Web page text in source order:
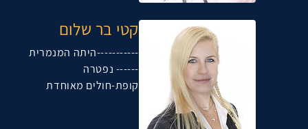
קטי בר שלום
-----------היתה המנמרית
------ נפטרה
קופת-חולים מאוחדת